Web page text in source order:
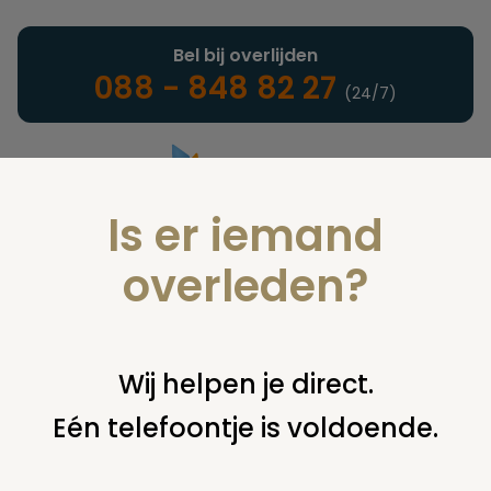
Landelijke uitvaartonderneming
Bel bij overlijden
088 - 848 82 27 (24/7)
U bent hier: home juridisch cremeren bijzetten of
kan dit? (urn in graf)
Is er iemand
overleden?
Wij helpen je direct.
Eén telefoontje is voldoende.